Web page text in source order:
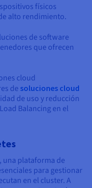
físicos
alto rendimiento.
de software
que ofrecen
cloud
de soluciones cloud
de uso y reducción
Balancing en el
, una plataforma de
para gestionar
en el cluster. A